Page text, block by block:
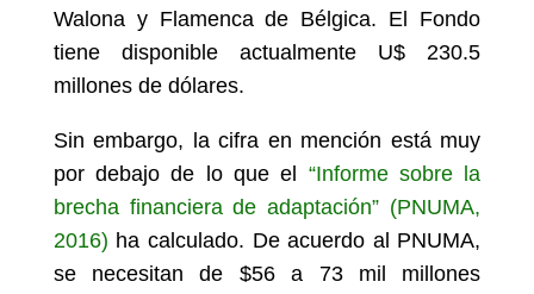
Walona y Flamenca de Bélgica. El Fondo
tiene disponible actualmente U$ 230.5
millones de dólares.
Sin embargo, la cifra en mención está muy
por debajo de lo que el “Informe sobre la
brecha financiera de adaptación” (PNUMA,
2016) ha calculado. De acuerdo al PNUMA,
se necesitan de $56 a 73 mil millones